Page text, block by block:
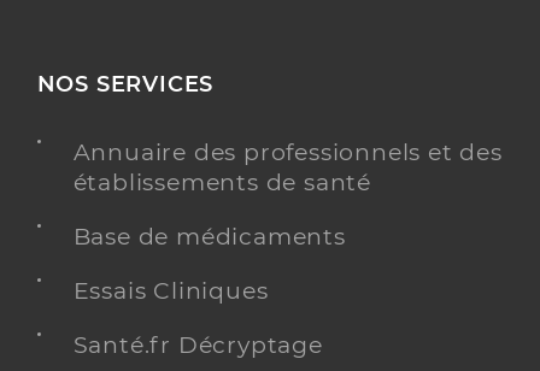
NOS SERVICES
Annuaire des professionnels et des
établissements de santé
Base de médicaments
Essais Cliniques
Santé.fr Décryptage